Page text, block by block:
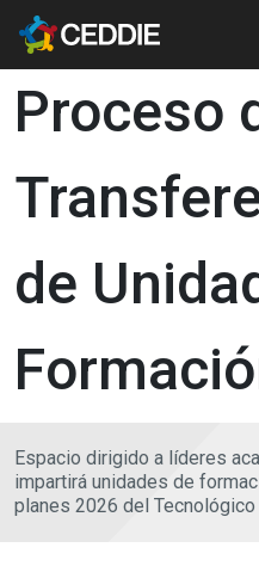
Pasar al contenido principal
Proceso
de
Espacio dirigido a líderes
impartirá unidades de
planes 2026 del